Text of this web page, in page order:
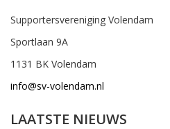
Supportersvereniging Volendam
Sportlaan 9A
1131 BK Volendam
info@sv-volendam.nl
LAATSTE NIEUWS